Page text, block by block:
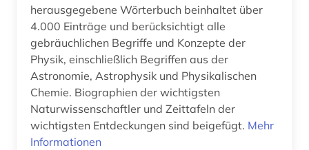
werkstoffkunde (3)
werkstoffwissenschaften (2)
wirtschaftswissenschaften (2)
wissenschaftsgeschichte (1)
herausgegebene Wörterbuch beinhaltet über
4.000 Einträge und berücksichtigt alle
gebräuchlichen Begriffe und Konzepte der
Physik, einschließlich Begriffen aus der
Astronomie, Astrophysik und Physikalischen
Chemie. Biographien der wichtigsten
Naturwissenschaftler und Zeittafeln der
wichtigsten Entdeckungen sind beigefügt. Mehr
Informationen